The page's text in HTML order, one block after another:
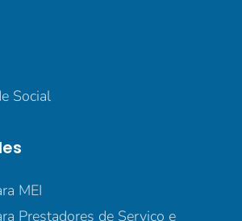
Social
MEI
Prestadores de Serviço e